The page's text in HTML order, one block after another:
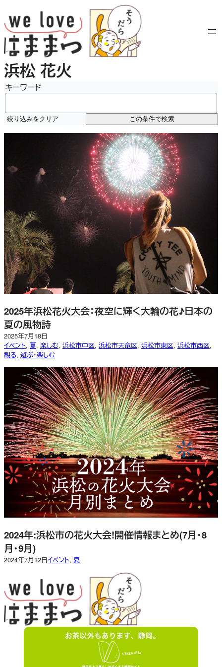
容
を
ス
キ
ッ
プ
浜松 花火
キーワード
絞り込みをクリア この条件で検索
2025年浜松花火大会：夜空に輝く大輪の花♪日本の
夏の風物詩
2025年7月18日
イベント, 夏, 楽しむ, 浜松市中区, 浜松市天竜区, 浜松市東区, 浜松市西区
観る, 遊ぶ・楽しむ
2024年:浜松市の花火大会!開催情報まとめ(7月・8
月・9月)
2024年7月12日イベント, 夏